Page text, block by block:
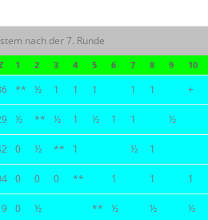
nach der 7. Runde
1 2 3 4 5 6 7 8 9 10
** ½ 1 1 1 1 1 +
½ ** ½ 1 ½ 1 1 ½
0 ½ ** 1 ½ 1
0 0 0 ** 1 1 1
0 ½ ** ½ ½ ½